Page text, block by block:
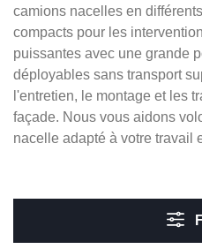
camions nacelles en
compacts pour les
puissantes avec une grande
déployables sans transport
l'entretien, le montage et les
façade. Nous vous aidons
nacelle adapté à votre travail